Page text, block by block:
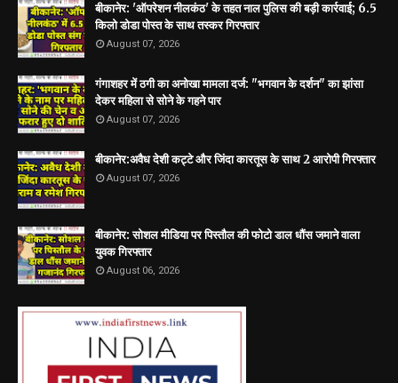
बीकानेर: 'ऑपरेशन नीलकंठ' के तहत नाल पुलिस की बड़ी कार्रवाई; 6.5
किलो डोडा पोस्त के साथ तस्कर गिरफ्तार
August 07, 2026
गंगाशहर में ठगी का अनोखा मामला दर्ज: "भगवान के दर्शन" का झांसा
देकर महिला से सोने के गहने पार
August 07, 2026
बीकानेर:अवैध देशी कट्टे और जिंदा कारतूस के साथ 2 आरोपी गिरफ्तार
August 07, 2026
बीकानेर: सोशल मीडिया पर पिस्तौल की फोटो डाल धौंस जमाने वाला
युवक गिरफ्तार
August 06, 2026